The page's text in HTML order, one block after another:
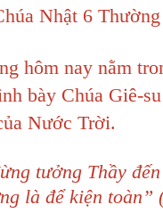
Nhật 6
hôm nay nằm
bày Chúa Giê-
Nước Trời.
tưởng Thầy
là để kiện toàn”